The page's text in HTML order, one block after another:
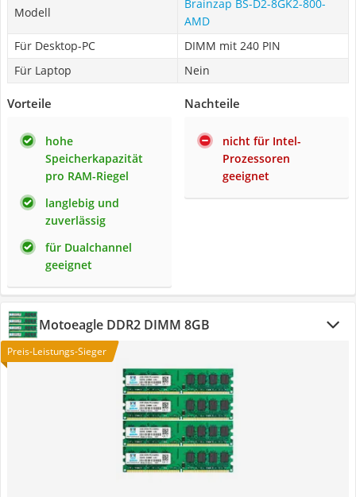
Modell
Brainzap BS-D2-8GK2-800-
AMD
Für Desktop-PC
DIMM mit 240 PIN
Für Laptop
Nein
Vorteile
hohe
Speicherkapazität
pro RAM-Riegel
langlebig und
zuverlässig
für Dualchannel
geeignet
Nachteile
nicht für Intel-
Prozessoren
geeignet
Motoeagle DDR2 DIMM 8GB
Preis-Leistungs-Sieger